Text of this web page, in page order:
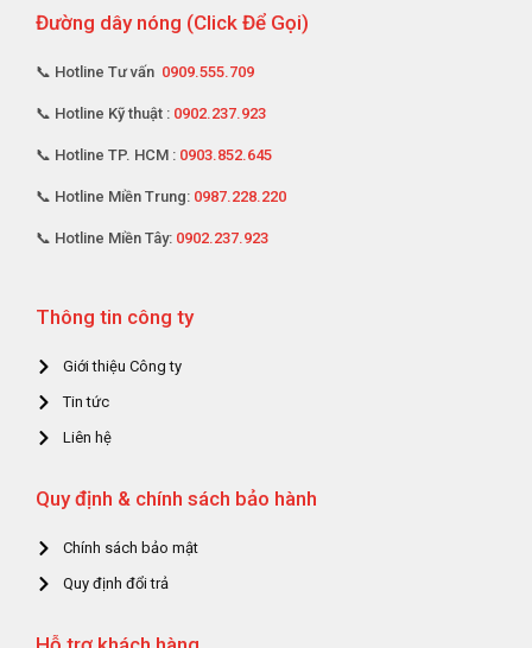
Đường dây nóng (Click Để Gọi)
📞 Hotline Tư vấn 0909.555.709
📞 Hotline Kỹ thuật : 0902.237.923
📞 Hotline TP. HCM : 0903.852.645
📞 Hotline Miền Trung: 0987.228.220
📞 Hotline Miền Tây: 0902.237.923
Thông tin công ty
Giới thiệu Công ty
Tin tức
Liên hệ
Quy định & chính sách bảo hành
Chính sách bảo mật
Quy định đổi trả